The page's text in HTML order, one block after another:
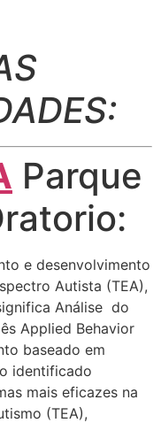
Parque
e desenvolvimento
Autista (TEA),
Análise do
Applied Behavior
baseado em
identificado
mais eficazes na
(TEA),